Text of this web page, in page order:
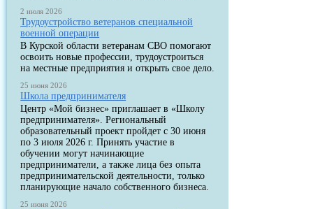
2 июля 2026
Трудоустройство ветеранов специальной
военной операции
В Курской области ветеранам СВО помогают
освоить новые профессии, трудоустроиться
на местные предприятия и открыть свое дело.
25 июня 2026
Школа предпринимателя
Центр «Мой бизнес» приглашает в «Школу
предпринимателя». Региональный
образовательный проект пройдет с 30 июня
по 3 июля 2026 г. Принять участие в
обучении могут начинающие
предприниматели, а также лица без опыта
предпринимательской деятельности, только
планирующие начало собственного бизнеса.
25 июня 2026